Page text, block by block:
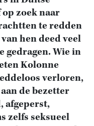
zoek naar
te redden
hen deed veel
gedragen. Wie in
Kolonne
verloren,
de bezetter
afgeperst,
zelfs seksueel